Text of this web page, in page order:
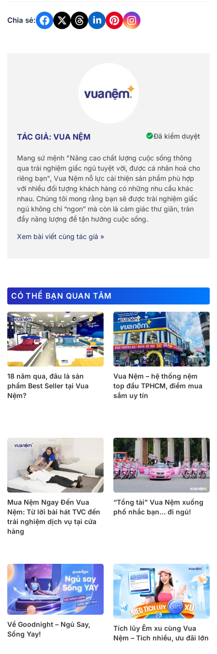
Chia sẻ:
TÁC GIẢ: VUA NỆM Đã kiểm duyệt
Mang sứ mệnh "Nâng cao chất lượng cuộc sống thông
qua trải nghiệm giấc ngủ tuyệt vời, được cá nhân hoá cho
riêng bạn", Vua Nệm nỗ lực cải thiện sản phẩm phù hợp
với nhiều đối tượng khách hàng có những nhu cầu khác
nhau. Chúng tôi mong rằng bạn sẽ được trải nghiệm giấc
ngủ không chỉ “ngon” mà còn là cảm giác thư giãn, tràn
đầy năng lượng để tận hưởng cuộc sống.
Xem bài viết cùng tác giả »
CÓ THỂ BẠN QUAN TÂM
18 năm qua, đâu là sản
phẩm Best Seller tại Vua
Nệm?
Vua Nệm – hệ thống nệm
top đầu TPHCM, điểm mua
sắm uy tín
Mua Nệm Ngay Đến Vua
Nệm: Từ lời bài hát TVC đến
trải nghiệm dịch vụ tại cửa
hàng
“Tổng tài” Vua Nệm xuống
phố nhắc bạn… đi ngủ!
Về Goodnight – Ngủ Say,
Sống Yay!
Tích lũy Êm xu cùng Vua
Nệm – Tích nhiều, ưu đãi lớn